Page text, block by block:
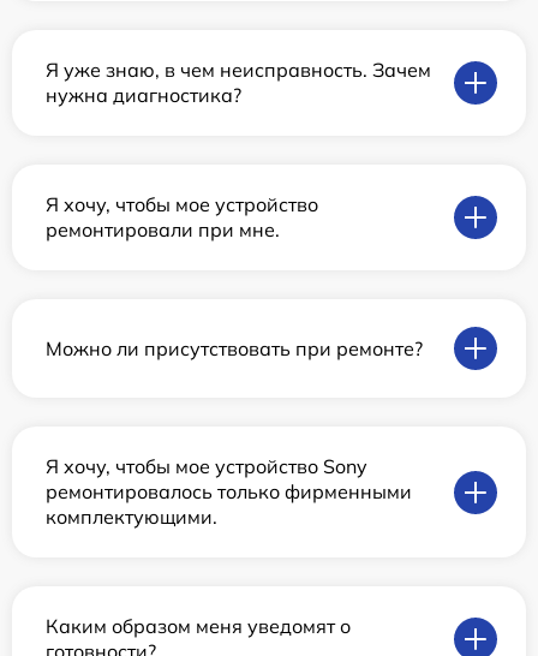
Я уже знаю, в чем неисправность. Зачем
нужна диагностика?
Я хочу, чтобы мое устройство
ремонтировали при мне.
Можно ли присутствовать при ремонте?
Я хочу, чтобы мое устройство Sony
ремонтировалось только фирменными
комплектующими.
Каким образом меня уведомят о